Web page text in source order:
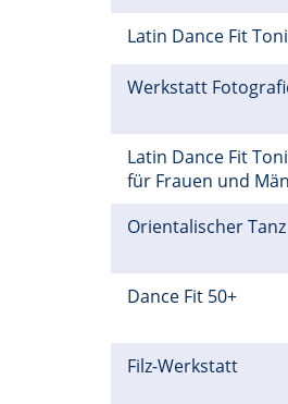
Latin Dance Fit
Werkstatt
Latin Dance Fit
für Frauen und
Orientalischer Tanz
Dance Fit 50+
Filz-Werkstatt